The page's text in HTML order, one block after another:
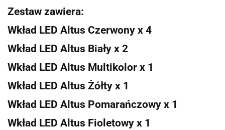
Zestaw zawiera:
Wkład LED Altus Czerwony x 4
Wkład LED Altus Biały x 2
Wkład LED Altus Multikolor x 1
Wkład LED Altus Żółty x 1
Wkład LED Altus Pomarańczowy x 1
Wkład LED Altus Fioletowy x 1